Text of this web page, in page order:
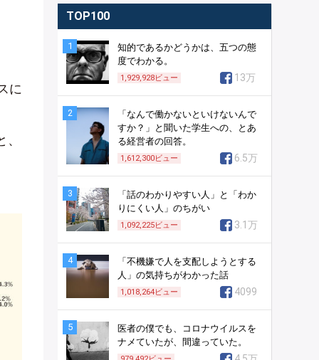
に
TOP100
1
知的であるかどうかは、五つの態
度でわかる。
1,929,928ビュー 13万
2
「なんで働かないといけないんで
すか？」と聞いた学生への、とあ
る経営者の回答。
1,612,300ビュー 6.5万
3
「話のわかりやすい人」と「わか
りにくい人」のちがい
1,092,225ビュー 3.1万
4
「不機嫌で人を支配しようとする
人」の気持ちがわかった話
1,018,264ビュー 4099
5
医者の僕でも、コロナウイルスを
ナメていたが、間違っていた。